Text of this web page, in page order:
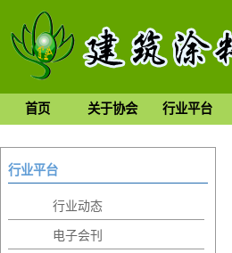
首页 关于协会 行业平台
行业平台
行业动态
电子会刊